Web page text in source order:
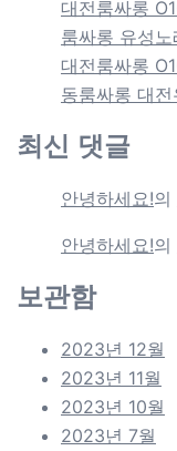
대전룸싸롱
룸싸롱 유성노
대전룸싸롱
동룸싸롱 대
최신 댓글
안녕하세요!의
안녕하세요!의
보관함
2023년 12월
2023년 11월
2023년 10월
2023년 7월